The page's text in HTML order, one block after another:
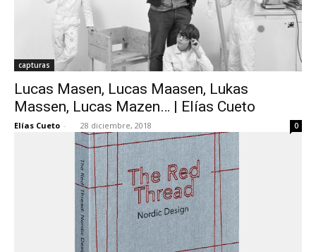
capturas
Lucas Masen, Lucas Maasen, Lukas
Massen, Lucas Mazen… | Elías Cueto
Elías Cueto - 28 diciembre, 2018 0